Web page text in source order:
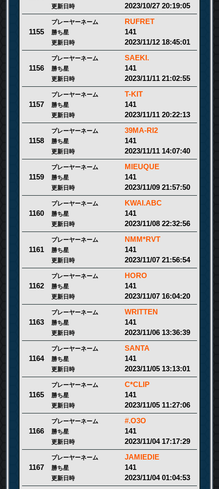
更新日時 2023/10/27 20:19:05
1155
プレーヤーネーム RUFRET
勝ち星 141
更新日時 2023/11/12 18:45:01
1156
プレーヤーネーム SAEKI.
勝ち星 141
更新日時 2023/11/11 21:02:55
1157
プレーヤーネーム T-KIT
勝ち星 141
更新日時 2023/11/11 20:22:13
1158
プレーヤーネーム 39MA-RI2
勝ち星 141
更新日時 2023/11/11 14:07:40
1159
プレーヤーネーム MIEUQUE
勝ち星 141
更新日時 2023/11/09 21:57:50
1160
プレーヤーネーム KWAI.ABC
勝ち星 141
更新日時 2023/11/08 22:32:56
1161
プレーヤーネーム NMM*RVT
勝ち星 141
更新日時 2023/11/07 21:56:54
1162
プレーヤーネーム HORO
勝ち星 141
更新日時 2023/11/07 16:04:20
1163
プレーヤーネーム WRITTEN
勝ち星 141
更新日時 2023/11/06 13:36:39
1164
プレーヤーネーム SANTA
勝ち星 141
更新日時 2023/11/05 13:13:01
1165
プレーヤーネーム C*CLIP
勝ち星 141
更新日時 2023/11/05 11:27:06
1166
プレーヤーネーム #.O3O
勝ち星 141
更新日時 2023/11/04 17:17:29
1167
プレーヤーネーム JAMIEDIE
勝ち星 141
更新日時 2023/11/04 01:04:53